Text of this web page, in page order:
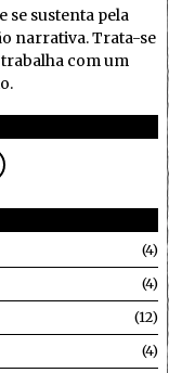
se sustenta pela
narrativa. Trata-se
com um
4
4
12
4